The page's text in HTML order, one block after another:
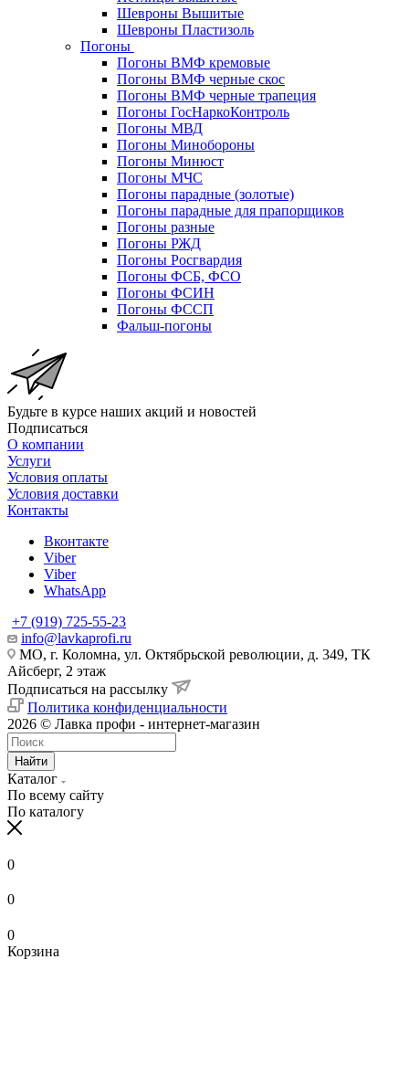
Шевроны Вышитые
Шевроны Пластизоль
Погоны
Погоны ВМФ кремовые
Погоны ВМФ черные скос
Погоны ВМФ черные трапеция
Погоны ГосНаркоКонтроль
Погоны МВД
Погоны Минобороны
Погоны Минюст
Погоны МЧС
Погоны парадные (золотые)
Погоны парадные для прапорщиков
Погоны разные
Погоны РЖД
Погоны Росгвардия
Погоны ФСБ, ФСО
Погоны ФСИН
Погоны ФССП
Фальш-погоны
Будьте в курсе наших акций и новостей
Подписаться
О компании
Услуги
Условия оплаты
Условия доставки
Контакты
Вконтакте
Viber
Viber
WhatsApp
+7 (919) 725-55-23
info@lavkaprofi.ru
МО, г. Коломна, ул. Октябрьской революции, д. 349, ТК
Айсберг, 2 этаж
Подписаться на рассылку
Политика конфиденциальности
2026 © Лавка профи - интернет-магазин
Найти
Каталог
По всему сайту
По каталогу
0
0
0
Корзина